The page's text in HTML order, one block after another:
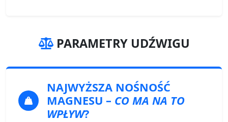
PARAMETRY UDŹWIGU
NAJWYŻSZA NOŚNOŚĆ
MAGNESU – CO MA NA TO
WPŁYW?